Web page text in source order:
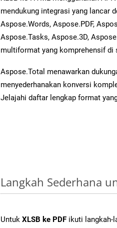
mendukung integrasi yang lancar
Aspose.Words, Aspose.PDF,
Aspose.Tasks, Aspose.3D,
multiformat yang komprehensif di
Aspose.Total menawarkan
menyederhanakan konversi
Jelajahi daftar lengkap format
Langkah Sederhana
Untuk XLSB ke PDF ikuti langkah-